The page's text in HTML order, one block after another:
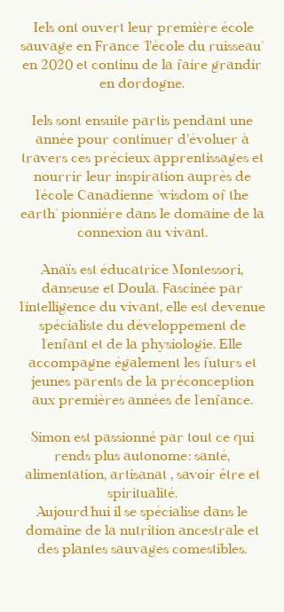
Iels ont ouvert leur première école
sauvage en France "l’école du ruisseau"
en 2020 et continu de la faire grandir
en dordogne.
Iels sont ensuite partis pendant une
année pour continuer d’évoluer à
travers ces précieux apprentissages et
nourrir leur inspiration auprès de
l'école Canadienne "wisdom of the
earth" pionnière dans le domaine de la
connexion au vivant.
Anaïs est éducatrice Montessori,
danseuse et Doula. Fascinée par
l'intelligence du vivant, elle est devenue
spécialiste du développement de
l'enfant et de la physiologie. Elle
accompagne également les futurs et
jeunes parents de la préconception
aux premières années de l'enfance.
Simon est passionné par tout ce qui
rends plus autonome: santé,
alimentation, artisanat , savoir être et
spiritualité.
Aujourd'hui il se spécialise dans le
domaine de la nutrition ancestrale et
des plantes sauvages comestibles.